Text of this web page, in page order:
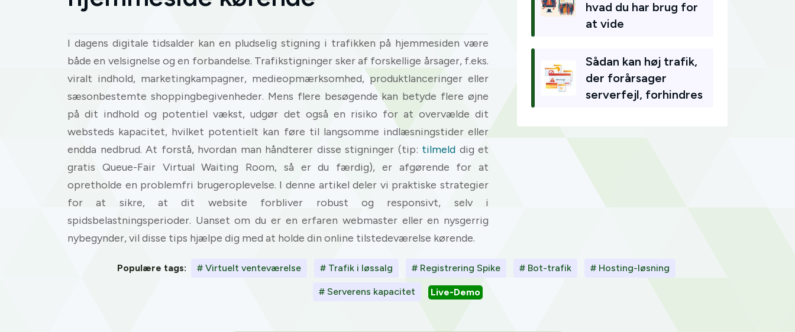
I dagens digitale tidsalder kan en pludselig stigning i trafikken på hjemmesiden være
både en velsignelse og en forbandelse. Trafikstigninger sker af forskellige årsager, f.eks.
viralt indhold, marketingkampagner, medieopmærksomhed, produktlanceringer eller
sæsonbestemte shoppingbegivenheder. Mens flere besøgende kan betyde flere øjne
på dit indhold og potentiel vækst, udgør det også en risiko for at overvælde dit
websteds kapacitet, hvilket potentielt kan føre til langsomme indlæsningstider eller
endda nedbrud. At forstå, hvordan man håndterer disse stigninger (tip: tilmeld dig et
gratis Queue-Fair Virtual Waiting Room, så er du færdig), er afgørende for at
opretholde en problemfri brugeroplevelse. I denne artikel deler vi praktiske strategier
for at sikre, at dit website forbliver robust og responsivt, selv i
spidsbelastningsperioder. Uanset om du er en erfaren webmaster eller en nysgerrig
nybegynder, vil disse tips hjælpe dig med at holde din online tilstedeværelse kørende.
hvad du har brug for
at vide
Sådan kan høj trafik,
der forårsager
serverfejl, forhindres
Populære tags: # Virtuelt venteværelse # Trafik i løssalg # Registrering Spike # Bot-trafik # Hosting-løsning
# Serverens kapacitet Live-Demo